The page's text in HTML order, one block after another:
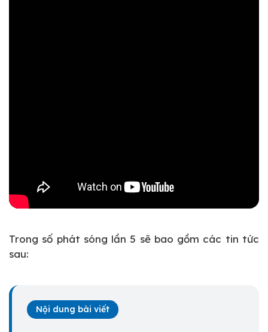
Trong số phát sóng lần 5 sẽ bao gồm các tin tức
sau:
Nội dung bài viết